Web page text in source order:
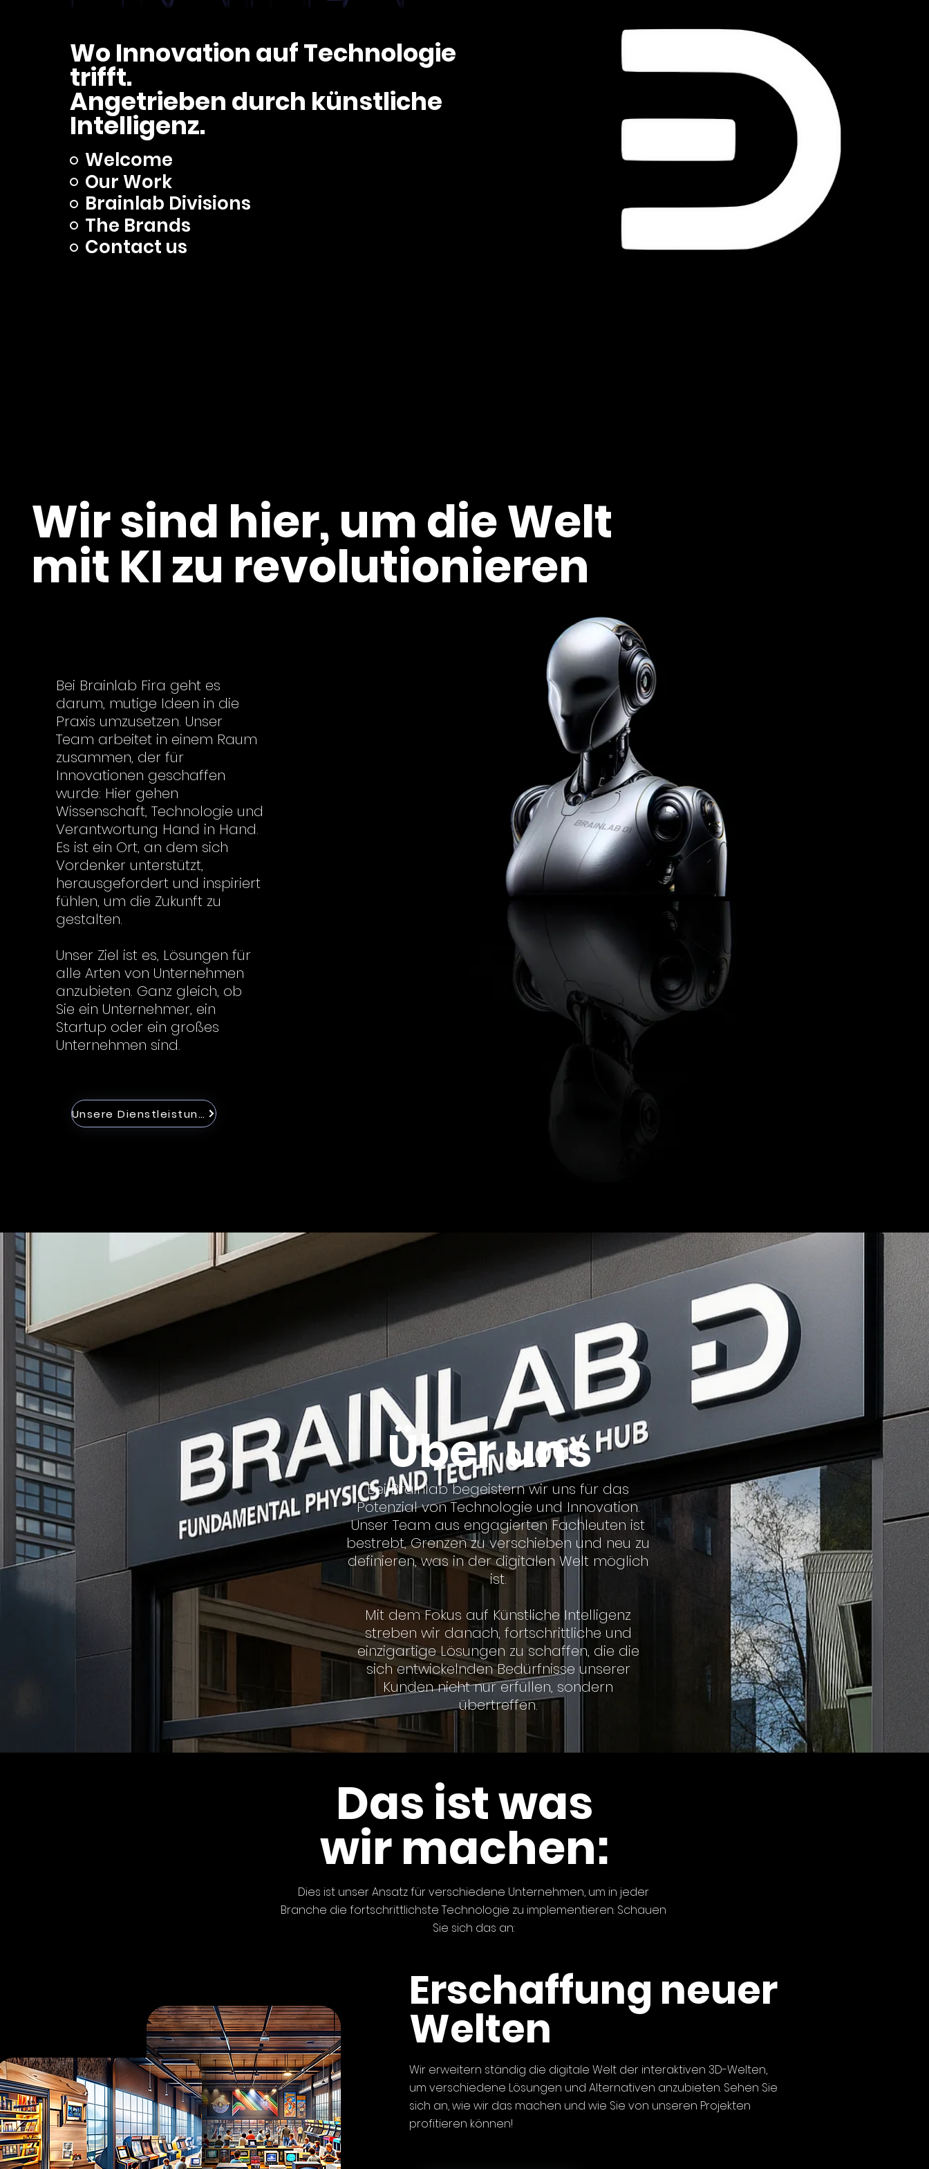
Wo Innovation auf Technologie
trifft.
Angetrieben durch künstliche
Intelligenz.
Welcome
Our Work
Brainlab Divisions
The Brands
Contact us
Wir sind hier, um die Welt
mit KI zu revolutionieren
Bei Brainlab Fira geht es
darum, mutige Ideen in die
Praxis umzusetzen. Unser
Team arbeitet in einem Raum
zusammen, der für
Innovationen geschaffen
wurde: Hier gehen
Wissenschaft, Technologie und
Verantwortung Hand in Hand.
Es ist ein Ort, an dem sich
Vordenker unterstützt,
herausgefordert und inspiriert
fühlen, um die Zukunft zu
gestalten.
Unser Ziel ist es, Lösungen für
alle Arten von Unternehmen
anzubieten. Ganz gleich, ob
Sie ein Unternehmer, ein
Startup oder ein großes
Unternehmen sind.
Unsere Dienstleistungen
Über uns
Bei Brainlab begeistern wir uns für das
Potenzial von Technologie und Innovation.
Unser Team aus engagierten Fachleuten ist
bestrebt, Grenzen zu verschieben und neu zu
definieren, was in der digitalen Welt möglich
ist.
Mit dem Fokus auf Künstliche Intelligenz
streben wir danach, fortschrittliche und
einzigartige Lösungen zu schaffen, die die
sich entwickelnden Bedürfnisse unserer
Kunden nicht nur erfüllen, sondern
übertreffen.
Das ist was
wir machen:
Dies ist unser Ansatz für verschiedene Unternehmen, um in jeder
Branche die fortschrittlichste Technologie zu implementieren. Schauen
Sie sich das an:
Erschaffung neuer
Welten
Wir erweitern ständig die digitale Welt der interaktiven 3D-Welten,
um verschiedene Lösungen und Alternativen anzubieten. Sehen Sie
sich an, wie wir das machen und wie Sie von unseren Projekten
profitieren können!